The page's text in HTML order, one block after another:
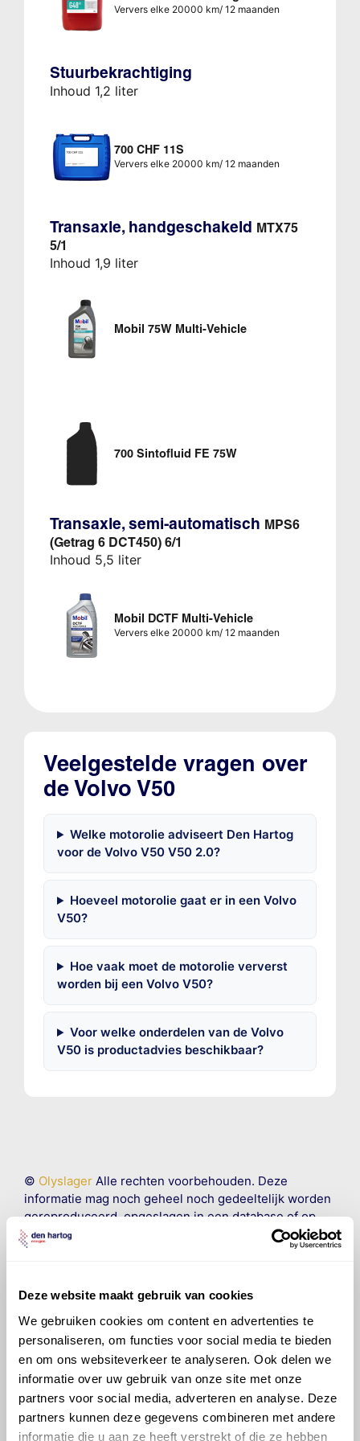
Deze website maakt gebruik van cookies
We gebruiken cookies om content en advertenties te
personaliseren, om functies voor social media te bieden
en om ons websiteverkeer te analyseren. Ook delen we
informatie over uw gebruik van onze site met onze
partners voor social media, adverteren en analyse. Deze
partners kunnen deze gegevens combineren met andere
informatie die u aan ze heeft verstrekt of die ze hebben
Ververs elke 20000 km/ 12 maanden
Stuurbekrachtiging
Inhoud 1,2 liter
700 CHF 11S
Ververs elke 20000 km/ 12 maanden
Transaxle, handgeschakeld MTX75
5/1
Inhoud 1,9 liter
Mobil 75W Multi-Vehicle
700 Sintofluid FE 75W
Transaxle, semi-automatisch MPS6
(Getrag 6 DCT450) 6/1
Inhoud 5,5 liter
Mobil DCTF Multi-Vehicle
Ververs elke 20000 km/ 12 maanden
Veelgestelde vragen over
de Volvo V50
Welke motorolie adviseert Den Hartog
voor de Volvo V50 V50 2.0?
Hoeveel motorolie gaat er in een Volvo
V50?
Hoe vaak moet de motorolie ververst
worden bij een Volvo V50?
Voor welke onderdelen van de Volvo
V50 is productadvies beschikbaar?
© OlyslagerAlle rechten voorbehouden. Deze
informatie mag noch geheel noch gedeeltelijk worden
gereproduceerd, opgeslagen in een database of op
andere manieren worden overgedragen zonder
voorafgaande schriftelijke toestemming van Olyslager
om ervoor te zorgen dat deze gegevens zo accuraat
en compleet mogelijk zijn, wordt geen
aansprakelijkheid aanvaard, anders dan waartoe een
wettelijke verplichting bestaat, voor schade of verlies
veroorzaakt door fouten of omissies in de verstrekte
informatie. Door deze olieaanbevelingsinformatie te
raadplegen en te gebruiken erkent de gebruiker dat
hij/zij de ervaring, de kennis en het vermogen heeft
om de vereiste onderhoudswerkzaamheden op een